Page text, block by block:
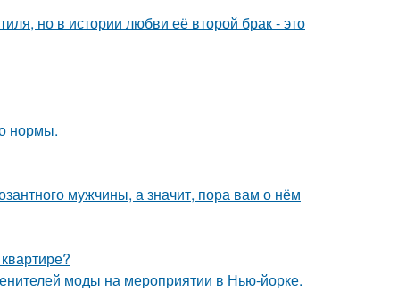
но в истории любви её второй брак - это
нормы.
мужчины, а значит, пора вам о нём
моды на мероприятии в Нью-йорке.